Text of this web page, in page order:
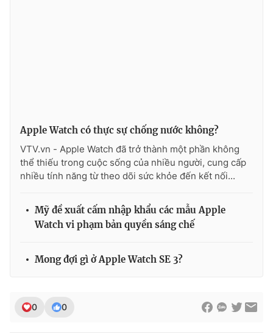
Cơ quan chủ quản: Đài Truyền hình Việt Nam
Cơ quan báo chí:Thời báo VTV
Tổng Biên tập:Vũ Thanh Thủy
Phó Tổng Biên tập:
Nguyễn Thị Mỹ Hạnh, Phạm Quốc Thắng,
Tổng đài VTV:024.38 355 931 - 024.38 355 932
Liên hệ quảng cáo:
Apple Watch có thực sự chống nước không?
VTV.vn - Apple Watch đã trở thành một phần không
thể thiếu trong cuộc sống của nhiều người, cung cấp
nhiều tính năng từ theo dõi sức khỏe đến kết nối...
Mỹ đề xuất cấm nhập khẩu các mẫu Apple
Watch vi phạm bản quyền sáng chế
Mong đợi gì ở Apple Watch SE 3?
0 0